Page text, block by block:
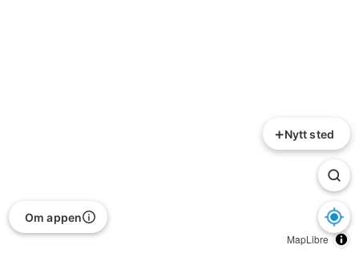
MapLibre
+Nytt sted
Om appen